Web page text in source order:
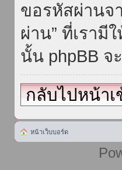
ขอรหัสผ่านจ
ผ่าน” ที่เรามี
นั้น phpBB
กลับไปหน้าเ
หน้าเว็บบอร์ด